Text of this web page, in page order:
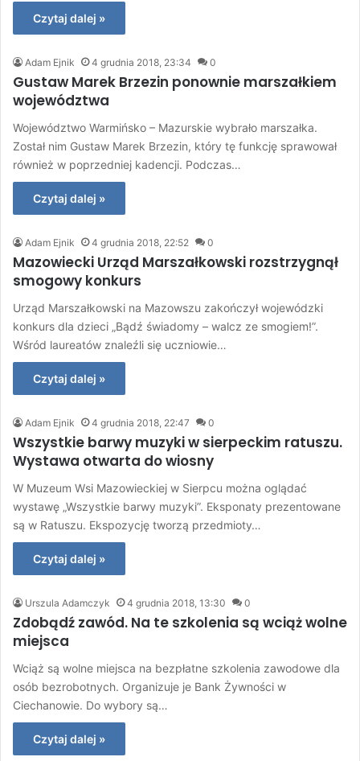
Czytaj dalej »
Adam Ejnik 4 grudnia 2018, 23:34 0
Gustaw Marek Brzezin ponownie marszałkiem
województwa
Województwo Warmińsko – Mazurskie wybrało marszałka.
Został nim Gustaw Marek Brzezin, który tę funkcję sprawował
również w poprzedniej kadencji. Podczas…
Czytaj dalej »
Adam Ejnik 4 grudnia 2018, 22:52 0
Mazowiecki Urząd Marszałkowski rozstrzygnął
smogowy konkurs
Urząd Marszałkowski na Mazowszu zakończył wojewódzki
konkurs dla dzieci „Bądź świadomy – walcz ze smogiem!”.
Wśród laureatów znaleźli się uczniowie…
Czytaj dalej »
Adam Ejnik 4 grudnia 2018, 22:47 0
Wszystkie barwy muzyki w sierpeckim ratuszu.
Wystawa otwarta do wiosny
W Muzeum Wsi Mazowieckiej w Sierpcu można oglądać
wystawę „Wszystkie barwy muzyki”. Eksponaty prezentowane
są w Ratuszu. Ekspozycję tworzą przedmioty…
Czytaj dalej »
Urszula Adamczyk 4 grudnia 2018, 13:30 0
Zdobądź zawód. Na te szkolenia są wciąż wolne
miejsca
Wciąż są wolne miejsca na bezpłatne szkolenia zawodowe dla
osób bezrobotnych. Organizuje je Bank Żywności w
Ciechanowie. Do wybory są…
Czytaj dalej »